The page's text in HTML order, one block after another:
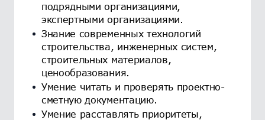
подрядными организациями,
экспертными организациями.
Знание современных технологий
строительства, инженерных систем,
строительных материалов,
ценообразования.
Умение читать и проверять проектно-
сметную документацию.
Умение расставлять приоритеты,